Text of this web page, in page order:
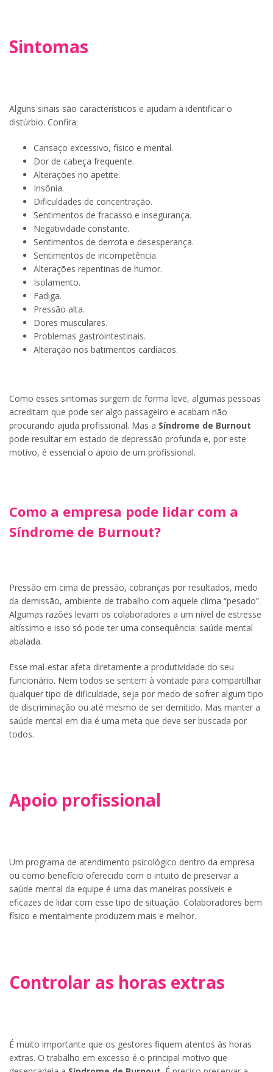
Sintomas
Alguns sinais são característicos e ajudam a identificar o
distúrbio. Confira:
Cansaço excessivo, físico e mental.
Dor de cabeça frequente.
Alterações no apetite.
Insônia.
Dificuldades de concentração.
Sentimentos de fracasso e insegurança.
Negatividade constante.
Sentimentos de derrota e desesperança.
Sentimentos de incompetência.
Alterações repentinas de humor.
Isolamento.
Fadiga.
Pressão alta.
Dores musculares.
Problemas gastrointestinais.
Alteração nos batimentos cardíacos.
Como esses sintomas surgem de forma leve, algumas pessoas
acreditam que pode ser algo passageiro e acabam não
procurando ajuda profissional. Mas a Síndrome de Burnout
pode resultar em estado de depressão profunda e, por este
motivo, é essencial o apoio de um profissional.
Como a empresa pode lidar com a
Síndrome de Burnout?
Pressão em cima de pressão, cobranças por resultados, medo
da demissão, ambiente de trabalho com aquele clima “pesado”.
Algumas razões levam os colaboradores a um nível de estresse
altíssimo e isso só pode ter uma consequência: saúde mental
abalada.
Esse mal-estar afeta diretamente a produtividade do seu
funcionário. Nem todos se sentem à vontade para compartilhar
qualquer tipo de dificuldade, seja por medo de sofrer algum tipo
de discriminação ou até mesmo de ser demitido. Mas manter a
saúde mental em dia é uma meta que deve ser buscada por
todos.
Apoio profissional
Um programa de atendimento psicológico dentro da empresa
ou como benefício oferecido com o intuito de preservar a
saúde mental da equipe é uma das maneiras possíveis e
eficazes de lidar com esse tipo de situação. Colaboradores bem
físico e mentalmente produzem mais e melhor.
Controlar as horas extras
É muito importante que os gestores fiquem atentos às horas
extras. O trabalho em excesso é o principal motivo que